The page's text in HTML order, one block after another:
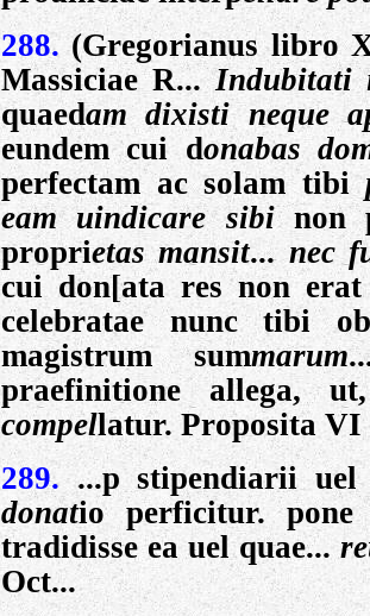
288. (Gregorianus
Massiciae R...
quaedam dixisti neque
eundem cui donabas
perfectam ac solam tibi
eam uindicare sibinon
proprietas mansit...nec
cui don[ata res non
celebratae nunc tibi
magistrum summarum
praefinitione allega,
compellatur. Proposita
289. ...p stipendiarii
donatio perficitur.
tradidisse ea uel quae...
Oct...